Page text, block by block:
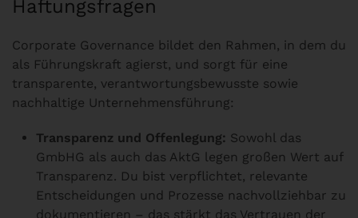
Haftungsfragen
Corporate Governance bildet den Rahmen, in dem du
als Führungskraft agierst, und sorgt für eine
transparente, verantwortungsbewusste sowie
nachhaltige Unternehmensführung:
Transparenz und Offenlegung: Sowohl das
GmbHG als auch das AktG legen großen Wert auf
Transparenz. Du bist verpflichtet, relevante
Entscheidungen und Prozesse nachvollziehbar zu
dokumentieren – das stärkt das Vertrauen der